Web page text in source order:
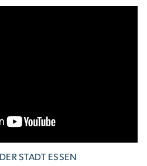
STADT ESSEN